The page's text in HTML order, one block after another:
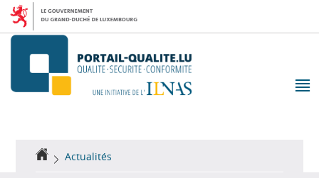
Aller
la
Aller
contenu
Accueil
Actualités